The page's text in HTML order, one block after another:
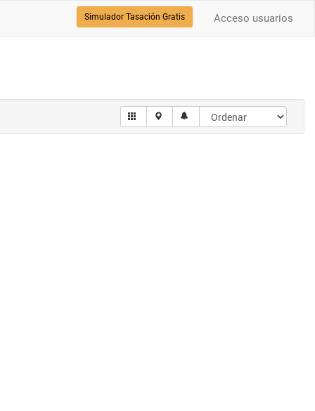
Acceso usuarios
Simulador Tasación Gratis